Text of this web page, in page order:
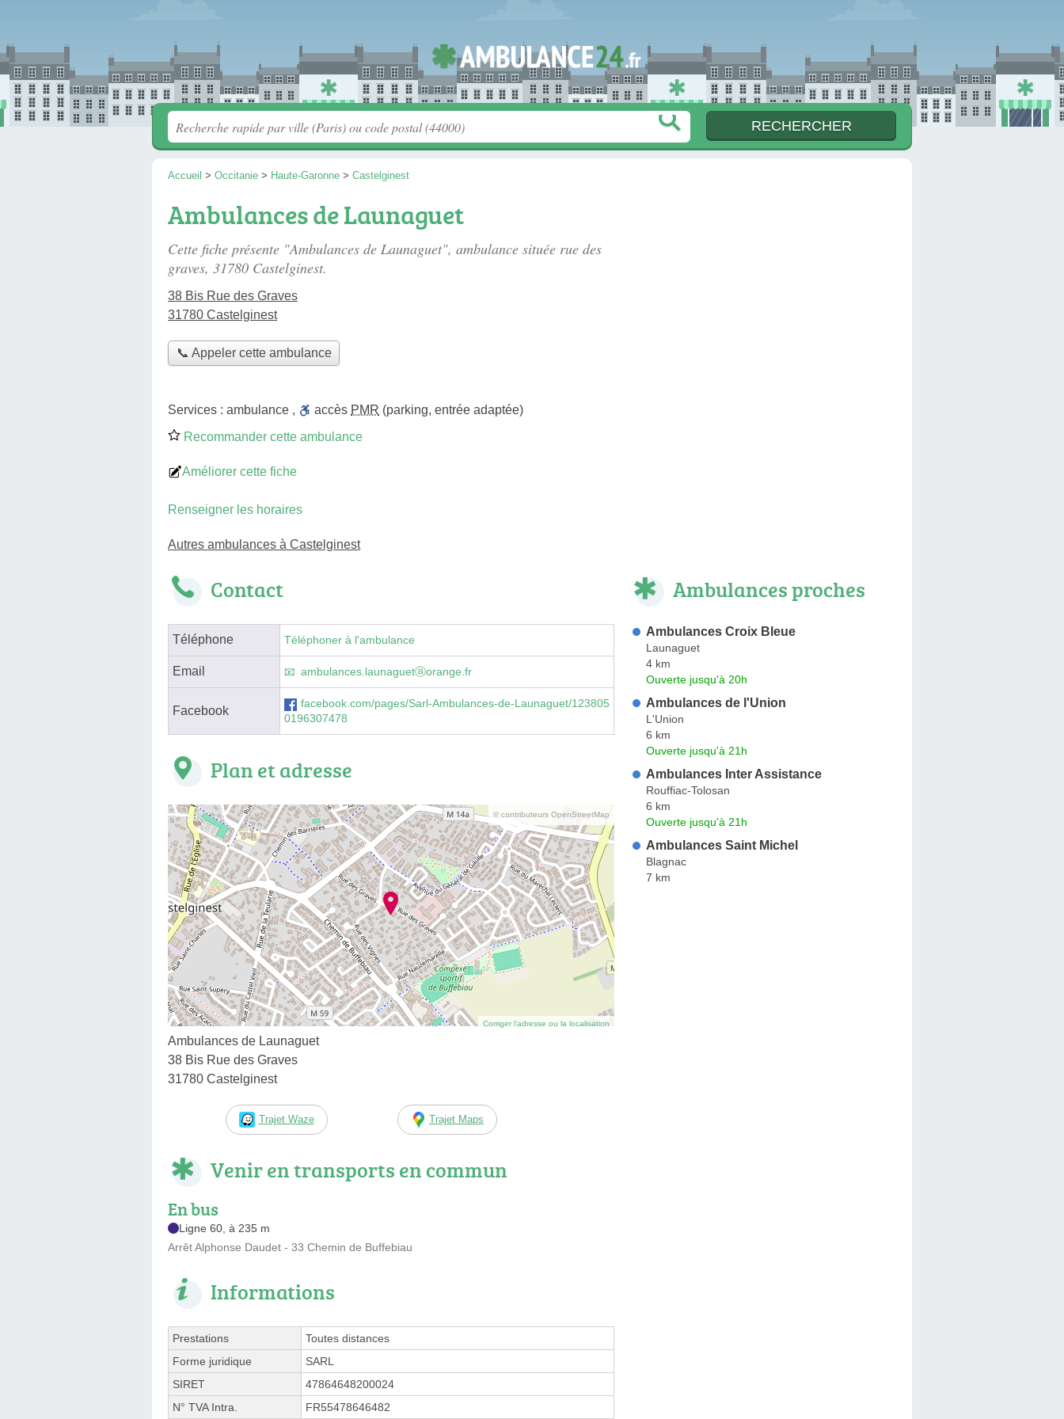
Accueil > Occitanie > Haute-Garonne > Castelginest
Ambulances de Launaguet
Cette fiche présente "Ambulances de Launaguet", ambulance située rue des
graves, 31780 Castelginest.
38 Bis Rue des Graves
31780 Castelginest
📞 Appeler cette ambulance
Services : ambulance , accès PMR (parking, entrée adaptée)
Recommander cette ambulance
Améliorer cette fiche
Renseigner les horaires
Autres ambulances à Castelginest
Contact
Téléphone Téléphoner à l'ambulance
Email ambulances.launaguetⓐorange.fr
Facebook
facebook.com/pages/Sarl-Ambulances-de-Launaguet/123805
0196307478
Plan et adresse
© contributeurs OpenStreetMap
Corriger l’adresse ou la localisation
Ambulances de Launaguet
38 Bis Rue des Graves
31780 Castelginest
Trajet Waze Trajet Maps
Venir en transports en commun
En bus
Ligne 60, à 235 m
Arrêt Alphonse Daudet - 33 Chemin de Buffebiau
Informations
Prestations
Toutes distances
Forme juridique
SARL
SIRET
47864648200024
N° TVA Intra.
FR55478646482
Ambulances proches
Ambulances Croix Bleue
Launaguet
4 km
Ouverte jusqu'à 20h
Ambulances de l'Union
L'Union
6 km
Ouverte jusqu'à 21h
Ambulances Inter Assistance
Rouffiac-Tolosan
6 km
Ouverte jusqu'à 21h
Ambulances Saint Michel
Blagnac
7 km